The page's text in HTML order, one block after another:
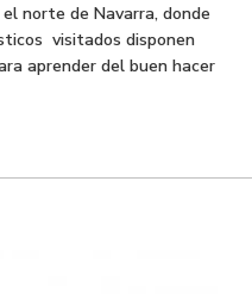
norte de Navarra, donde
visitados disponen
aprender del buen hacer